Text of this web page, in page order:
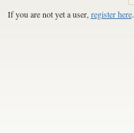
If you are not yet a user, register here.